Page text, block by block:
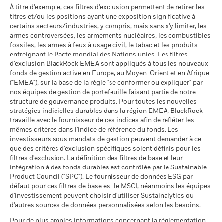
façon dont le fonds a été géré dans le passé
La performance est indiquée sur la base de la Valeur nette
d’inventaire (VNI), avec le revenu brut réinvesti le cas échéant.
Le rendement de votre investissement peut augmenter ou
diminuer en raison des fluctuations des devises si votre
investissement est effectué dans une devise autre que celle
utilisée dans le calcul des performances passées. Source :
Blackrock
Le scénario de tension montre ce que vous pourriez obtenir
dans des situations de marché extrêmes.
MSCI (0-10)
au 17/juil./2026
Classification mondiale des
fonds selon Lipper
au 17/juil./2026
Bond Global Corporates EUR
Moyenne pondérée de
l'intensité carbone MSCI
(tonnes de CO2e/M$ de
ventes)
au 17/juil./2026
% des avoirs à l'égard
desquels des données ESG
au 17/juil./2026
93,56
Pointage de qualité ESG
MSCI - centile par rapport aux
pairs
au 17/juil./2026
35,63
Fonds dans le groupe de
pairs
au 17/juil./2026
160
MSCI - Charbon thermique
au 30/juin/2026
0,00%
MSCI - Sables bitumineux
au 30/juin/2026
0,00%
Données sur la
participation aux secteurs
d'activité
au 30/juin/2026
87,84%
Pourcentage des avoirs du
fonds à l'égard desquels
des données ne sont pas
disponibles
au 30/juin/2026
L'exposition de BlackRock aux secteurs d'activité, telle qu'elle
est indiquée ci-dessus, pour le charbon thermique et les
sables bitumineux, est calculée et déclarée pour les
entreprises qui tirent plus de 5 % de leurs revenus du
charbon thermique ou des sables bitumineux, tel que défini
Schedule (French)
BlackRock Solutions Funds ICAV - Prospectus
- Supplement (English)
BlackRock Solutions Funds ICAV - Prospectus
- Supplement (French - Belgium^France)
BlackRock Solutions Funds ICAV - Prospectus
(English)
BlackRock Solutions Funds ICAV - Prospectus
(French - Belgium^France)
Voir tous les documents
À titre d'exemple, ces filtres d'exclusion permettent de retirer les
titres et/ou les positions ayant une exposition significative à
certains secteurs/industries, y compris, mais sans s'y limiter, les
armes controversées, les armements nucléaires, les combustibles
fossiles, les armes à feux à usage civil, le tabac et les produits
enfreignant le Pacte mondial des Nations unies. Les filtres
d'exclusion BlackRock EMEA sont appliqués à tous les nouveaux
fonds de gestion active en Europe, au Moyen-Orient et en Afrique
("EMEA"), sur la base de la règle "se conformer ou expliquer" par
nos équipes de gestion de portefeuille faisant partie de notre
structure de gouvernance produits. Pour toutes les nouvelles
stratégies indicielles durables dans la région EMEA, BlackRock
travaille avec le fournisseur de ces indices afin de refléter les
mêmes critères dans l'indice de référence du fonds. Les
investisseurs sous mandats de gestion peuvent demander à ce
que des critères d'exclusion spécifiques soient définis pour les
filtres d'exclusion. La définition des filtres de base et leur
intégration à des fonds durables est contrôlée par le Sustainable
Product Council ("SPC"). Le fournisseur de données ESG par
défaut pour ces filtres de base est le MSCI, néanmoins les équipes
d'investissement peuvent choisir d'utiliser Sustainalytics ou
d'autres sources de données personnalisées selon les besoins.